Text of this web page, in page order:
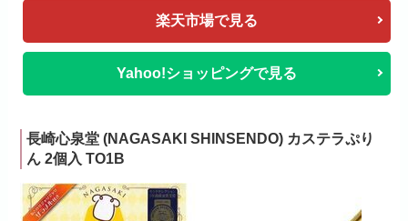
楽天市場で見る
Yahoo!ショッピングで見る
長崎心泉堂 (NAGASAKI SHINSENDO) カステラぷり
ん 2個入 TO1B